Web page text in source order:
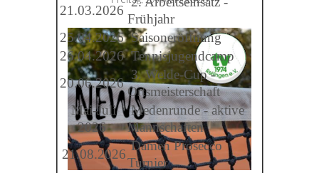
21.03.2026
Frühjahr
25.04.2026 Saisoneröffnung
26.04.2026 Tennisjugendcamp
20.06.2026
3. Welde-Cup -
Ortsmeisterschaft
Mai-Juli
2026
Medenrunde - aktive
Mannschaften
21.08.2026
Damen Prosecco
Turnier